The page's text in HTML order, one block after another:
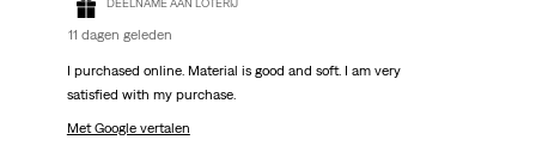
DEELNAME AAN LOTERIJ
11 dagen geleden
I purchased online. Material is good and soft. I am very
satisfied with my purchase.
Met Google vertalen